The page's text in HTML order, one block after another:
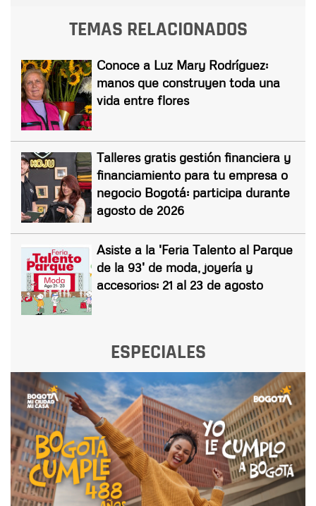
TEMAS RELACIONADOS
Conoce a Luz Mary Rodríguez:
manos que construyen toda una
vida entre flores
Talleres gratis gestión financiera y
financiamiento para tu empresa o
negocio Bogotá: participa durante
agosto de 2026
Asiste a la 'Feria Talento al Parque
de la 93' de moda, joyería y
accesorios: 21 al 23 de agosto
ESPECIALES